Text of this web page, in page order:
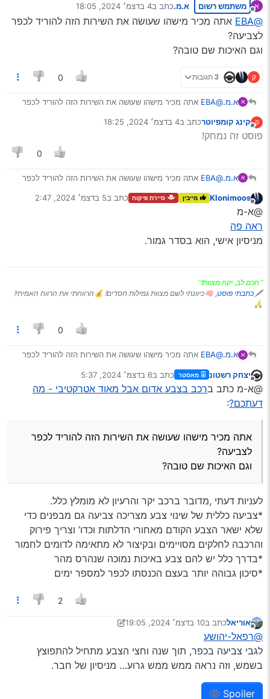
שינוי צבע במשרד הרישוי זה כמה עשרות שקלים, אחי הקטן הולך
לעשות את זה מחר [העביר מכסוף לשחור, הטיפשון] ואני אעדכן
יש אגדה שרכב אדום הביטוח עולה יותר, כי זה או בחורה או ערס,
אבל לא יודע אם זו בדיחה או אמיתי…
א
מנותק
משתמש רשום א.מ.כתב ב4 בדצמ׳ 2024, 18:05
נערך לאחרונה על ידי
@EBA
אתה מכיר מישהו שעושה את השירות הזה להוריד לכפר
לצביעה?
וגם האיכות שם טובה?
ק 3 תגובות 0
א א.מ.@EBA
אתה מכיר מישהו שעושה את השירות הזה להוריד לכפר
וגם האיכות שם טובה?
ק קינג קומפיוטרכתב ב4 בדצמ׳ 2024, 18:25
נערך לאחרונה על ידי
פוסט זה נמחק!
0
א א.מ.@EBA
אתה מכיר מישהו שעושה את השירות הזה להוריד לכפר
וגם האיכות שם טובה?Klonimoos מייבין סיירת פיקוח כתב ב5 בדצמ׳ 2024, 2:47
נערך לאחרונה על ידי
@א-מ
ראה פה
מניסיון אישי, הוא בסדר גמור.
''חכם לב, יקח מצוות!''
🖋כתבתי פוסט, 🧠כיוונתי לשם מצוות גמילות חסדים! 💰הרווחתי את הרווח האמיתי!
🙏
0
א א.מ.@EBA
אתה מכיר מישהו שעושה את השירות הזה להוריד לכפר
וגם האיכות שם טובה?
מנותק
יצחק רשטונ מאסטר כתב ב6 בדצמ׳ 2024, 5:37
נערך לאחרונה על ידי
@א-מ כתב ברכב בצבע אדום אבל מאוד אטרקטיבי - מה
דעתכם?:
אתה מכיר מישהו שעושה את השירות הזה להוריד לכפר
לצביעה?
וגם האיכות שם טובה?
לעניות דעתי ,מדובר ברכב יקר והרעיון לא מומלץ כלל.
*צביעה כללית של שינוי צבע מצריכה צביעה גם מבפנים כדי
שלא ישאר הצבע הקודם מאחורי הדלתות וכדו’ וצריך פירוק
והרכבה לחלקים מסויימים ובקיצור לא מתאימה לדומים לחמור
*בדרך כלל יש להם צבע באיכות נמוכה שנהרס מהר
*סיכון גבוהה יותר בעצם הכנסתו לכפר למספר ימים
2
אוריאלכתב ב10 בדצמ׳ 2024, 19:05
נערך לאחרונה על ידי מאיר12 בנוב׳ 2024, 4:58
@רפאל-יהושע
לגבי צביעה בכפר, תוך שנה וחצי הצבע מתחיל להתפוצץ
בשמש, וזה נראה ממש ממש גרוע… מניסיון של חבר.
Spoiler